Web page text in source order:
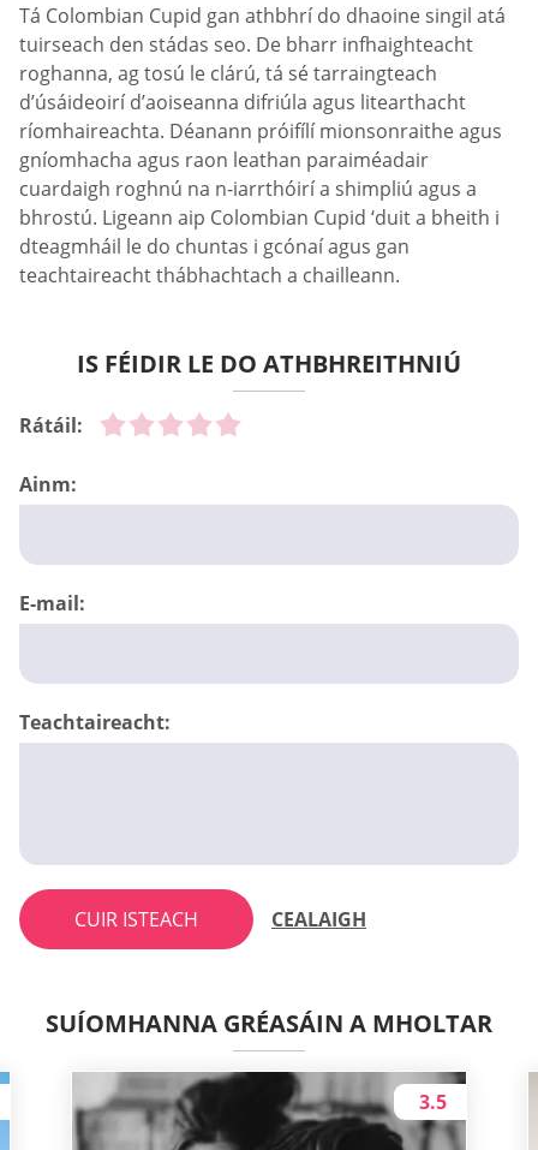
Tá Сolombian Сupid gan athbhrí do dhaoine singil atá
tuirseach den stádas seo. De bharr infhaighteacht
roghanna, ag tosú le clárú, tá sé tarraingteach
d’úsáideoirí d’aoiseanna difriúla agus litearthacht
ríomhaireachta. Déanann próifílí mionsonraithe agus
gníomhacha agus raon leathan paraiméadair
cuardaigh roghnú na n-iarrthóirí a shimpliú agus a
bhrostú. Ligeann aip Сolombian Сupid ‘duit a bheith i
dteagmháil le do chuntas i gcónaí agus gan
teachtaireacht thábhachtach a chailleann.
IS FÉIDIR LE DO ATHBHREITHNIÚ
Rátáil:
Ainm:
E-mail:
Teachtaireacht:
CUIR ISTEACH CEALAIGH
SUÍOMHANNA GRÉASÁIN A MHOLTAR
3.5